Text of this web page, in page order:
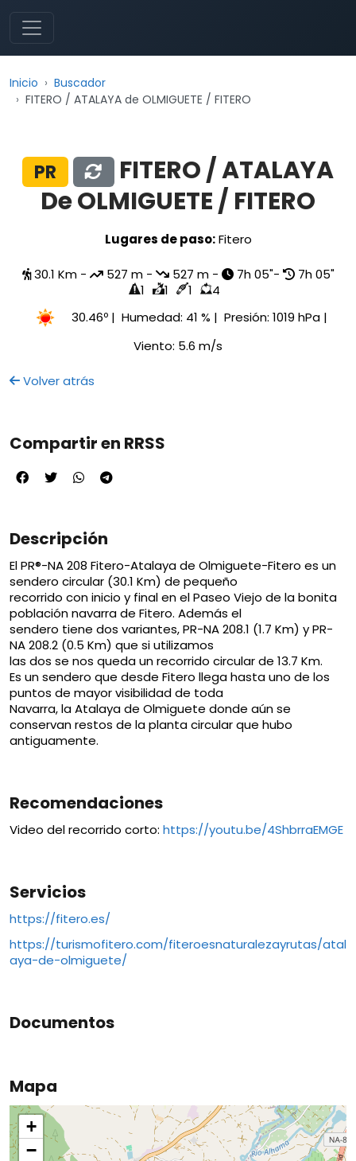
Inicio
Buscador
FITERO / ATALAYA de OLMIGUETE / FITERO
PR
FITERO / ATALAYA
De OLMIGUETE / FITERO
Lugares de paso:Fitero
30.1 Km - 527 m - 527 m - 7h 05"-
7h 05"
1
1 1
4
30.46º | Humedad: 41 % | Presión: 1019 hPa |
Viento: 5.6 m/s
Volver atrás
Compartir en RRSS
Descripción
El PR®-NA 208 Fitero-Atalaya de Olmiguete-Fitero es un
sendero circular (30.1 Km) de pequeño
recorrido con inicio y final en el Paseo Viejo de la bonita
población navarra de Fitero. Además el
sendero tiene dos variantes, PR-NA 208.1 (1.7 Km) y PR-
NA 208.2 (0.5 Km) que si utilizamos
las dos se nos queda un recorrido circular de 13.7 Km.
Es un sendero que desde Fitero llega hasta uno de los
puntos de mayor visibilidad de toda
Navarra, la Atalaya de Olmiguete donde aún se
conservan restos de la planta circular que hubo
antiguamente.
Recomendaciones
Video del recorrido corto: https://youtu.be/4ShbrraEMGE
Servicios
https://fitero.es/
https://turismofitero.com/fiteroesnaturalezayrutas/atal
aya-de-olmiguete/
Documentos
Mapa
+
−